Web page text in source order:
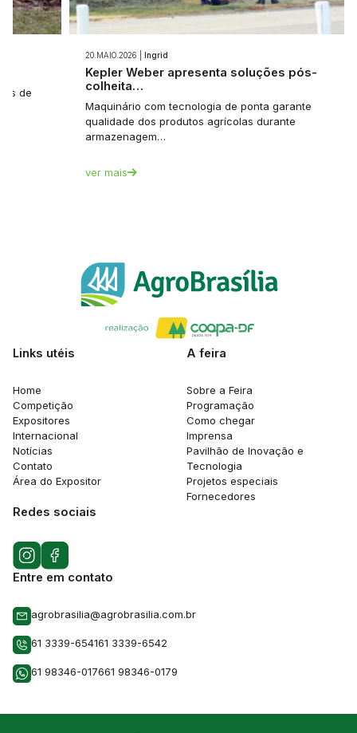
de
20.MAIO.2026 | Ingrid
Kepler Weber apresenta soluções pós-
colheita…
Maquinário com tecnologia de ponta garante
qualidade dos produtos agrícolas durante
armazenagem…
ver mais
Links utéis
Home
Competição
Expositores
Internacional
Notícias
Contato
Área do Expositor
A feira
Sobre a Feira
Programação
Como chegar
Imprensa
Pavilhão de Inovação e
Tecnologia
Projetos especiais
Fornecedores
Redes sociais
Entre em contato
agrobrasilia@agrobrasilia.com.br
61 3339-654161 3339-6542
61 98346-017661 98346-0179